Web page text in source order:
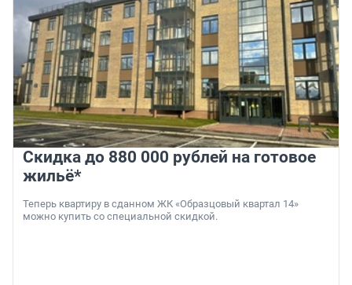
Скидка до 880 000 рублей на готовое
жильё*
Теперь квартиру в сданном ЖК «Образцовый квартал 14»
можно купить со специальной скидкой.